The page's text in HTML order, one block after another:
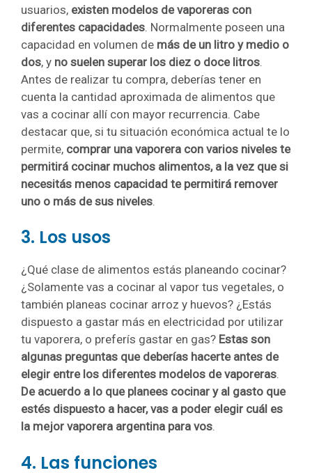
usuarios, existen modelos de vaporeras con
diferentes capacidades. Normalmente poseen una
capacidad en volumen de más de un litro y medio o
dos, y no suelen superar los diez o doce litros.
Antes de realizar tu compra, deberías tener en
cuenta la cantidad aproximada de alimentos que
vas a cocinar allí con mayor recurrencia. Cabe
destacar que, si tu situación económica actual te lo
permite, comprar una vaporera con varios niveles te
permitirá cocinar muchos alimentos, a la vez que si
necesitás menos capacidad te permitirá remover
uno o más de sus niveles.
3. Los usos
¿Qué clase de alimentos estás planeando cocinar?
¿Solamente vas a cocinar al vapor tus vegetales, o
también planeas cocinar arroz y huevos? ¿Estás
dispuesto a gastar más en electricidad por utilizar
tu vaporera, o preferís gastar en gas? Estas son
algunas preguntas que deberías hacerte antes de
elegir entre los diferentes modelos de vaporeras.
De acuerdo a lo que planees cocinar y al gasto que
estés dispuesto a hacer, vas a poder elegir cuál es
la mejor vaporera argentina para vos.
4. Las funciones